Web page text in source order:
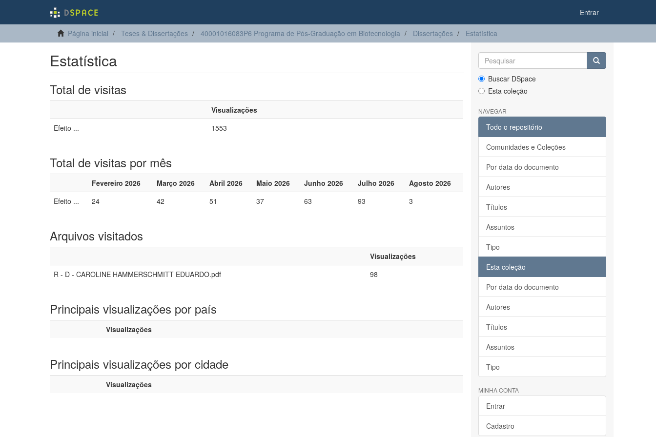
Entrar
Página inicial Teses & Dissertações 40001016083P6 Programa de Pós-Graduação em Biotecnologia Dissertações Estatística
Estatística
Total de visitas
Visualizações
Efeito ...
1553
Total de visitas por mês
Fevereiro 2026 Março 2026 Abril 2026 Maio 2026 Junho 2026 Julho 2026
Agosto 2026
Efeito ...
24 42 51 37 63 93 3
Arquivos visitados
Visualizações
R - D - CAROLINE HAMMERSCHMITT EDUARDO.pdf
98
Principais visualizações por país
Visualizações
Principais visualizações por cidade
Visualizações
Buscar DSpace
Esta coleção
NAVEGAR
Todo o repositório
Comunidades e Coleções
Por data do documento
Autores
Títulos
Assuntos
Tipo
Esta coleção
Por data do documento
Autores
Títulos
Assuntos
Tipo
MINHA CONTA
Entrar
Cadastro